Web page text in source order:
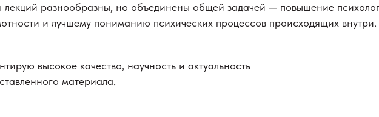
лекций разнообразны, но объединены общей задачей — повышение
и лучшему пониманию психических процессов происходящих внутри.
высокое качество, научность и актуальность
материала.